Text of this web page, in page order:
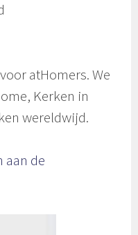
atHomers. We
Kerken in
wereldwijd.
aan de